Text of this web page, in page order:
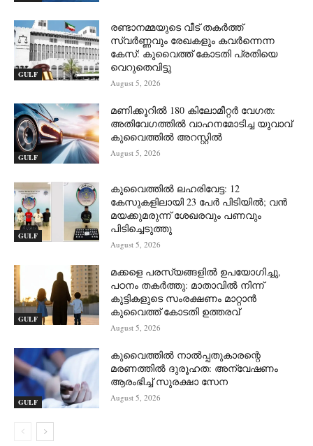
GULF
രണ്ടാനമ്മയുടെ വീട് തകർത്ത്
സ്വർണ്ണവും രേഖകളും കവർന്നെന്ന
കേസ്: കുവൈത്ത് കോടതി പ്രതിയെ
വെറുതെവിട്ടു
August 5, 2026
GULF
മണിക്കൂറിൽ 180 കിലോമീറ്റർ വേഗത:
അതിവേഗത്തിൽ വാഹനമോടിച്ച യുവാവ്
കുവൈത്തിൽ അറസ്റ്റിൽ
August 5, 2026
GULF
കുവൈത്തിൽ ലഹരിവേട്ട: 12
കേസുകളിലായി 23 പേർ പിടിയിൽ; വൻ
മയക്കുമരുന്ന് ശേഖരവും പണവും
പിടിച്ചെടുത്തു
August 5, 2026
GULF
മക്കളെ പരസ്യങ്ങളിൽ ഉപയോഗിച്ചു,
പഠനം തകർത്തു: മാതാവിൽ നിന്ന്
കുട്ടികളുടെ സംരക്ഷണം മാറ്റാൻ
കുവൈത്ത് കോടതി ഉത്തരവ്
August 5, 2026
GULF
കുവൈത്തിൽ നാല്‍പ്പതുകാരന്റെ
മരണത്തിൽ ദുരൂഹത: അന്വേഷണം
ആരംഭിച്ച് സുരക്ഷാ സേന
August 5, 2026